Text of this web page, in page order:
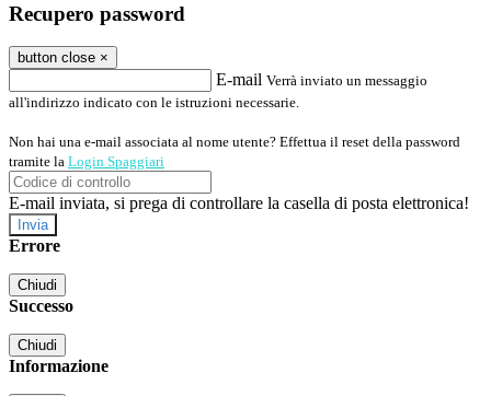
Recupero password
button close ×
E-mail Verrà inviato un messaggio
all'indirizzo indicato con le istruzioni necessarie.
Non hai una e-mail associata al nome utente? Effettua il reset della password
tramite la Login Spaggiari
E-mail inviata, si prega di controllare la casella di posta elettronica!
Errore
Chiudi
Successo
Chiudi
Informazione